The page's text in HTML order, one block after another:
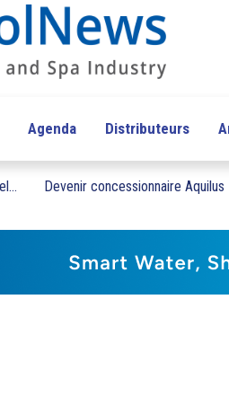
Agenda Distributeurs
Devenir concessionnaire Aquilus